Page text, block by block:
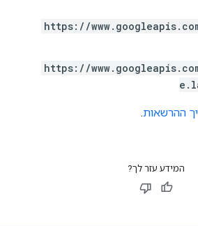
https://
https://
ההרשאות.
המידע עזר לך?